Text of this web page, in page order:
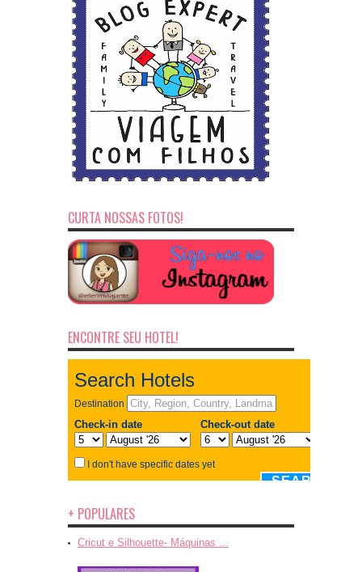
CURTA NOSSAS FOTOS!
ENCONTRE SEU HOTEL!
+ POPULARES
Cricut e Silhouette- Máquinas ...